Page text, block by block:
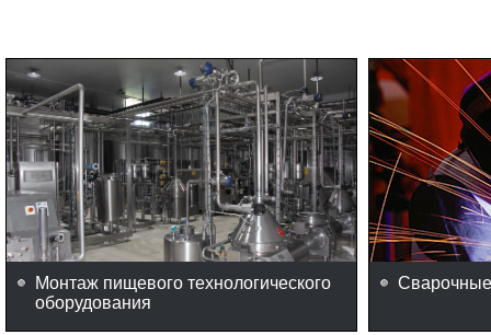
Монтаж пищевого технологического
оборудования